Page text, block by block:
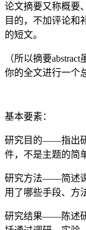
论文摘要又称概要
目的，不加评论和
的短文。
（所以摘要
你的全文进行一个
基本要素：
研究目的——指出
件，不是主题的简
研究方法——简述
用了哪些手段、方
研究结果——陈述